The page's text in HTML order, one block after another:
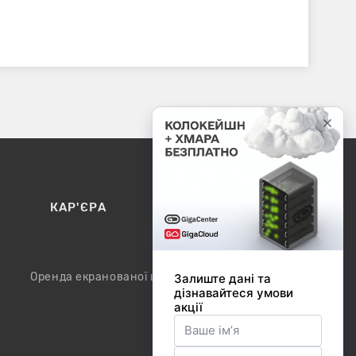
КАР'ЄРА КОНТАКТИ
Оренда екранованої шафи / модуля